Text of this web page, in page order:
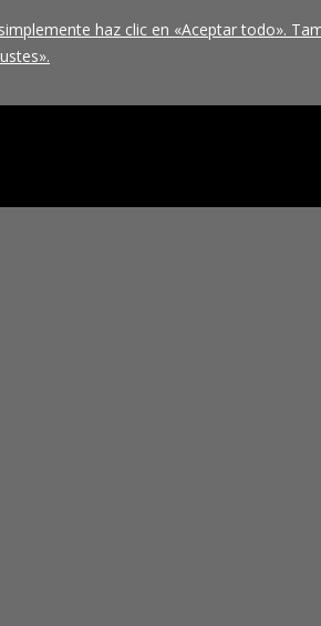
haz clic en «Aceptar todo».